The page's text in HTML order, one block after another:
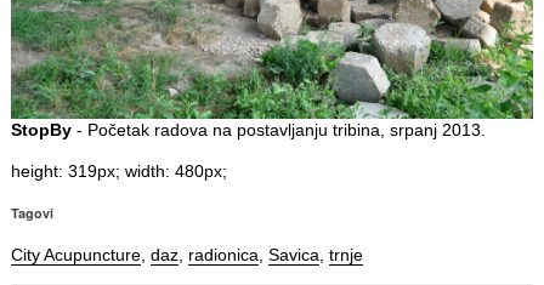
StopBy- Početak radova na postavljanju tribina, srpanj 2013.
height: 319px; width: 480px;
Tagovi
City Acupuncture, daz, radionica Savica trnje